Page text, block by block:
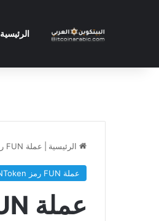
الرئيسية
الرئيسية عملة FUN رمز FUNToken
عملة FUN رمز FUNToken
عملة FUN رمز FUNToken مستقبلها